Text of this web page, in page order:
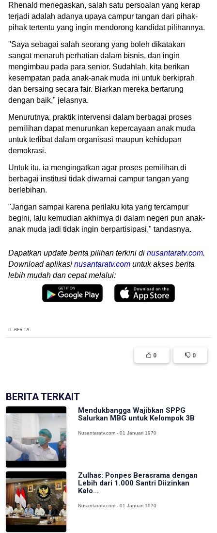
Rhenald menegaskan, salah satu persoalan yang kerap
terjadi adalah adanya upaya campur tangan dari pihak-
pihak tertentu yang ingin mendorong kandidat pilihannya.
"Saya sebagai salah seorang yang boleh dikatakan
sangat menaruh perhatian dalam bisnis, dan ingin
mengimbau pada para senior. Sudahlah, kita berikan
kesempatan pada anak-anak muda ini untuk berkiprah
dan bersaing secara fair. Biarkan mereka bertarung
dengan baik," jelasnya.
Menurutnya, praktik intervensi dalam berbagai proses
pemilihan dapat menurunkan kepercayaan anak muda
untuk terlibat dalam organisasi maupun kehidupan
demokrasi.
Untuk itu, ia mengingatkan agar proses pemilihan di
berbagai institusi tidak diwarnai campur tangan yang
berlebihan.
"Jangan sampai karena perilaku kita yang tercampur
begini, lalu kemudian akhirnya di dalam negeri pun anak-
anak muda jadi tidak ingin berpartisipasi," tandasnya.
Dapatkan update berita pilihan terkini di nusantaratv.com.
Download aplikasi nusantaratv.com untuk akses berita
lebih mudah dan cepat melalui:
BERITA
0 0
BERITA TERKAIT
Mendukbangga Wajibkan SPPG
Salurkan MBG untuk Kelompok 3B
Nusantaratv.com - 01 Januari 1970
Zulhas: Ponpes Berasrama dengan
Lebih dari 1.000 Santri Diizinkan
Kelo...
Nusantaratv.com - 01 Januari 1970